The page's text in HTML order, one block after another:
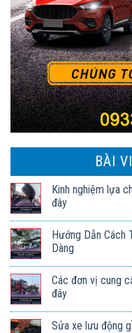
BÀI
Kinh nghiệm lựa
đây
Hướng Dẫn Cách
Dàng
Các đơn vị cung
đây
Sửa xe lưu động